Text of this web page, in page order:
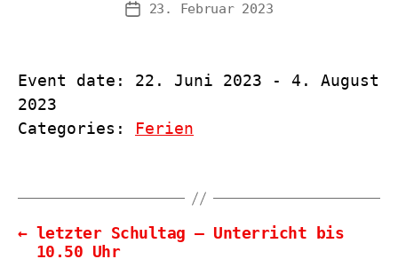
Veröffentlichungsdatum
23. Februar 2023
Event date: 22. Juni 2023 - 4. August
2023
Categories: Ferien
← letzter Schultag – Unterricht bis
10.50 Uhr